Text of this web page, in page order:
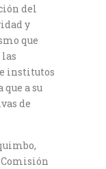
del
y
que
institutos
a su
de